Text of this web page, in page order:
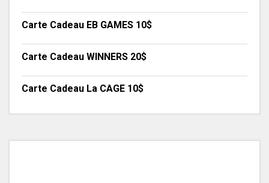
Carte Cadeau EB GAMES 10$
Carte Cadeau WINNERS 20$
Carte Cadeau La CAGE 10$